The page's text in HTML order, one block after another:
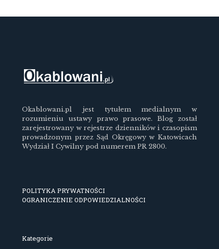
Okablowani.pl jest tytułem medialnym w
rozumieniu ustawy prawo prasowe. Blog został
zarejestrowany w rejestrze dzienników i czasopism
prowadzonym przez Sąd Okręgowy w Katowicach
Wydział I Cywilny pod numerem PR 2800.
POLITYKA PRYWATNOŚCI
OGRANICZENIE ODPOWIEDZIALNOŚCI
Kategorie